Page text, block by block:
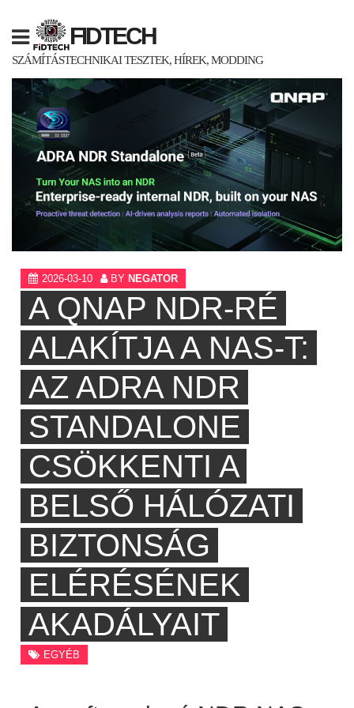
content
FIDTECH
SZÁMÍTÁSTECHNIKAI TESZTEK, HÍREK, MODDING
2026-03-10 BY NEGATOR
A QNAP NDR-RÉ
ALAKÍTJA A NAS-T:
AZ ADRA NDR
STANDALONE
CSÖKKENTI A
BELSŐ HÁLÓZATI
BIZTONSÁG
ELÉRÉSÉNEK
AKADÁLYAIT
EGYÉB